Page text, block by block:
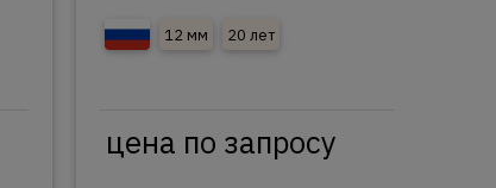
12 мм 20 лет
цена по запросу